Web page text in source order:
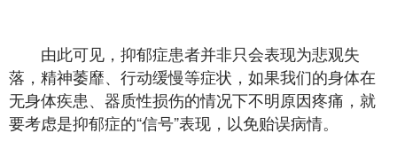
由此可见，抑郁症患者并非只会表现为悲观失
落，精神萎靡、行动缓慢等症状，如果我们的身体在
无身体疾患、器质性损伤的情况下不明原因疼痛，就
要考虑是抑郁症的“信号”表现，以免贻误病情。